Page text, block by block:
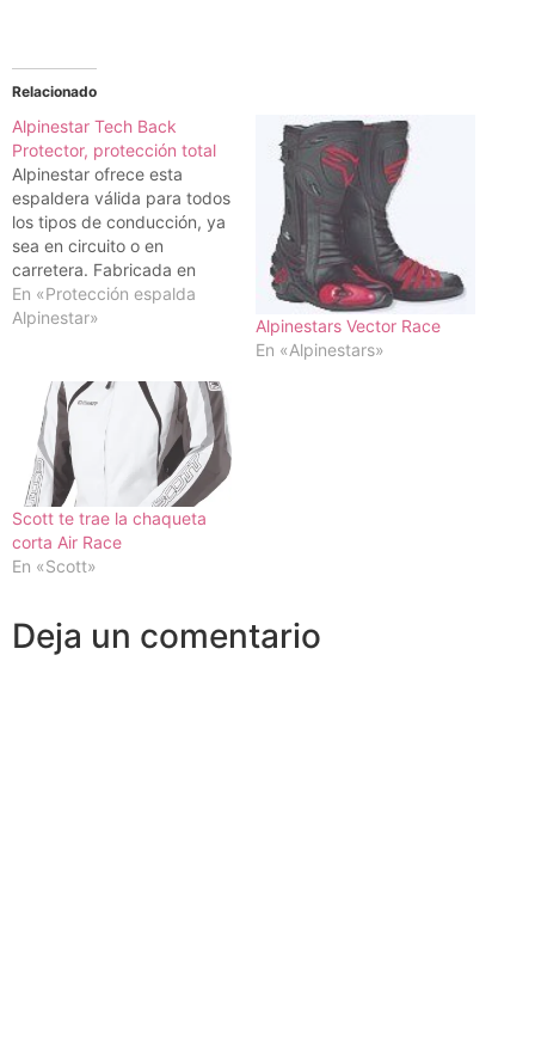
Relacionado
Alpinestar Tech Back
Protector, protección total
Alpinestar ofrece esta
espaldera válida para todos
los tipos de conducción, ya
sea en circuito o en
carretera. Fabricada en
tallas s-m-l, esta espaldera
se caracteriza por su
torsión cruzado, zona
central flexible que se
adapta y mueve igual que
el cuerpo, polímero
expandido para…
En «Protección espalda
Alpinestar»
Alpinestars Vector Race
En «Alpinestars»
Scott te trae la chaqueta
corta Air Race
En «Scott»
Deja un comentario